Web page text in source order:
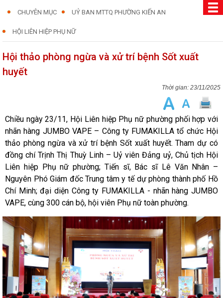
CHUYÊN MỤC UỶ BAN MTTQ PHƯỜNG KIẾN AN
HỘI LIÊN HIỆP PHỤ NỮ
Hội thảo phòng ngừa và xử trí bệnh Sốt xuất
huyết
23/11/2025
Chiều ngày 23/11, Hội Liên hiệp Phụ nữ phường phối hợp với
nhãn hàng JUMBO VAPE – Công ty FUMAKILLA tổ chức Hội
thảo phòng ngừa và xử trí bệnh Sốt xuất huyết. Tham dự có
đồng chí Trịnh Thị Thuỳ Linh – Uỷ viên Đảng uỷ, Chủ tịch Hội
Liên hiệp Phụ nữ phường; Tiến sĩ, Bác sĩ Lê Văn Nhân –
Nguyên Phó Giám đốc Trung tâm y tế dự phòng thành phố Hồ
Chí Minh; đại diện Công ty FUMAKILLA - nhãn hàng JUMBO
VAPE, cùng 300 cán bộ, hội viên Phụ nữ toàn phường.